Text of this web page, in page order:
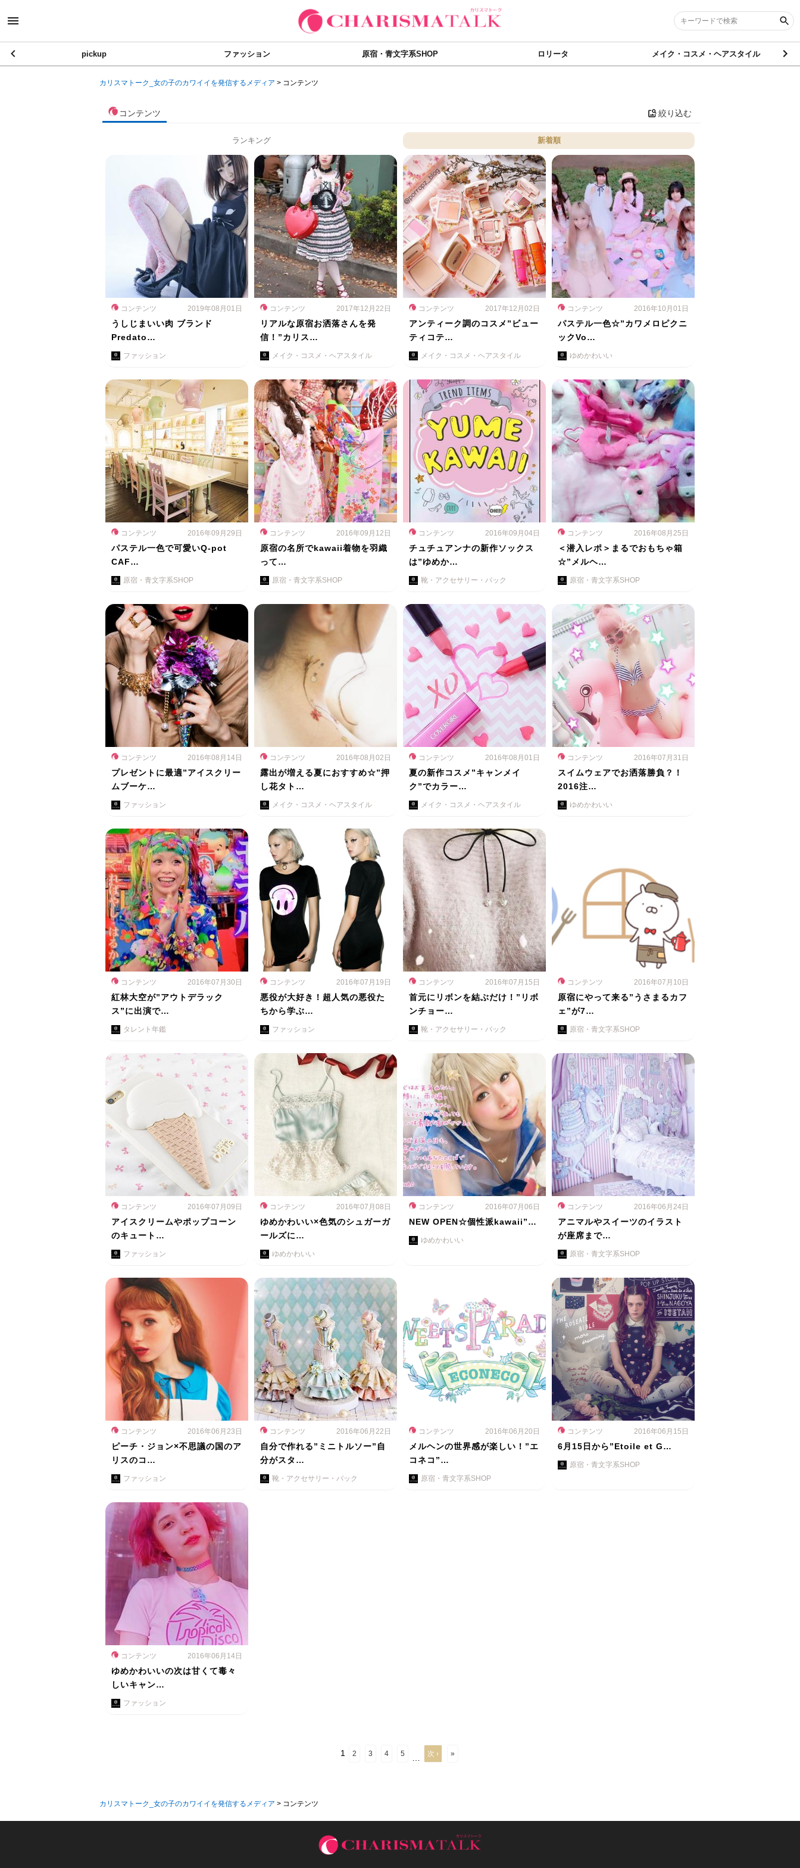
pickup ファッション 原宿・青文字系SHOP ロリータ メイク・コスメ・ヘアスタイル
カリスマトーク_女の子のカワイイを発信するメディア > コンテンツ
コンテンツ 絞り込む
ランキング 新着順
コンテンツ 2019年08月01日
うしじまいい肉 ブランド
Predato…
ファッション
コンテンツ 2017年12月22日
リアルな原宿お洒落さんを発
信！”カリス…
メイク・コスメ・ヘアスタイル
コンテンツ 2017年12月02日
アンティーク調のコスメ”ビュー
ティコテ…
メイク・コスメ・ヘアスタイル
コンテンツ 2016年10月01日
パステル一色☆”カワメロピクニ
ックVo…
ゆめかわいい
コンテンツ 2016年09月29日
パステル一色で可愛いQ-pot
CAF…
原宿・青文字系SHOP
コンテンツ 2016年09月12日
原宿の名所でkawaii着物を羽織
って…
原宿・青文字系SHOP
コンテンツ 2016年09月04日
チュチュアンナの新作ソックス
は”ゆめか…
靴・アクセサリー・バック
コンテンツ 2016年08月25日
＜潜入レポ＞まるでおもちゃ箱
☆”メルヘ…
原宿・青文字系SHOP
コンテンツ 2016年08月14日
プレゼントに最適”アイスクリー
ムブーケ…
ファッション
コンテンツ 2016年08月02日
露出が増える夏におすすめ☆”押
し花タト…
メイク・コスメ・ヘアスタイル
コンテンツ 2016年08月01日
夏の新作コスメ”キャンメイ
ク”でカラー…
メイク・コスメ・ヘアスタイル
コンテンツ 2016年07月31日
スイムウェアでお洒落勝負？！
2016注…
ゆめかわいい
コンテンツ 2016年07月30日
紅林大空が”アウトデラック
ス”に出演で…
タレント年鑑
コンテンツ 2016年07月19日
悪役が大好き！超人気の悪役た
ちから学ぶ…
ファッション
コンテンツ 2016年07月15日
首元にリボンを結ぶだけ！”リボ
ンチョー…
靴・アクセサリー・バック
コンテンツ 2016年07月10日
原宿にやって来る”うさまるカフ
ェ”が7…
原宿・青文字系SHOP
コンテンツ 2016年07月09日
アイスクリームやポップコーン
のキュート…
ファッション
コンテンツ 2016年07月08日
ゆめかわいい×色気のシュガーガ
ールズに…
ゆめかわいい
コンテンツ 2016年07月06日
NEW OPEN☆個性派kawaii”…
ゆめかわいい
コンテンツ 2016年06月24日
アニマルやスイーツのイラスト
が座席まで…
原宿・青文字系SHOP
コンテンツ 2016年06月23日
ピーチ・ジョン×不思議の国のア
リスのコ…
ファッション
コンテンツ 2016年06月22日
自分で作れる”ミニトルソー”自
分がスタ…
靴・アクセサリー・バック
コンテンツ 2016年06月20日
メルヘンの世界感が楽しい！”エ
コネコ”…
原宿・青文字系SHOP
コンテンツ 2016年06月15日
6月15日から”Etoile et G…
原宿・青文字系SHOP
コンテンツ 2016年06月14日
ゆめかわいいの次は甘くて毒々
しいキャン…
ファッション
1 2 3 4 5 次 › »
カリスマトーク_女の子のカワイイを発信するメディア > コンテンツ